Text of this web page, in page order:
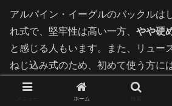
アルパイン・イーグルのバックルは
れ式で、堅牢性は高い一方、 やや硬
と感じる人もいます。また、リュー
ねじ込み式のため、初めて使う方に
す。
ホーム